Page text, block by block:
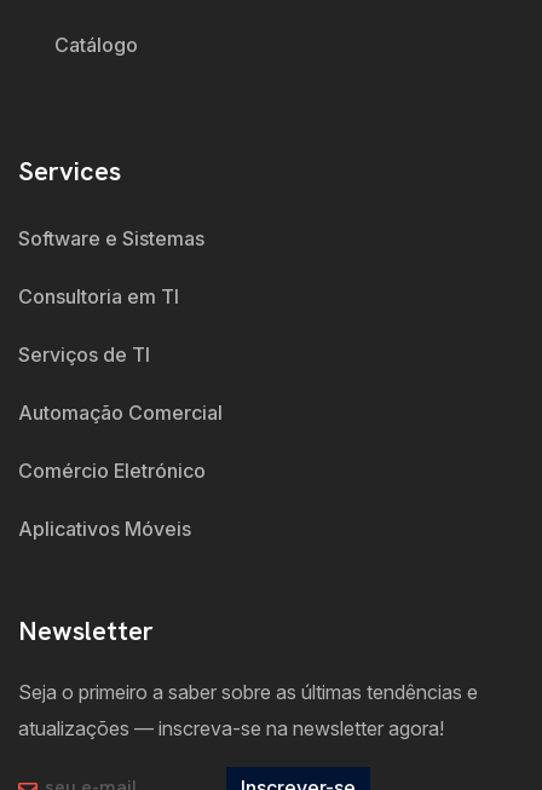
Catálogo
Services
Software e Sistemas
Consultoria em TI
Serviços de TI
Automação Comercial
Comércio Eletrónico
Aplicativos Móveis
Newsletter
Seja o primeiro a saber sobre as últimas tendências e
atualizações — inscreva-se na newsletter agora!